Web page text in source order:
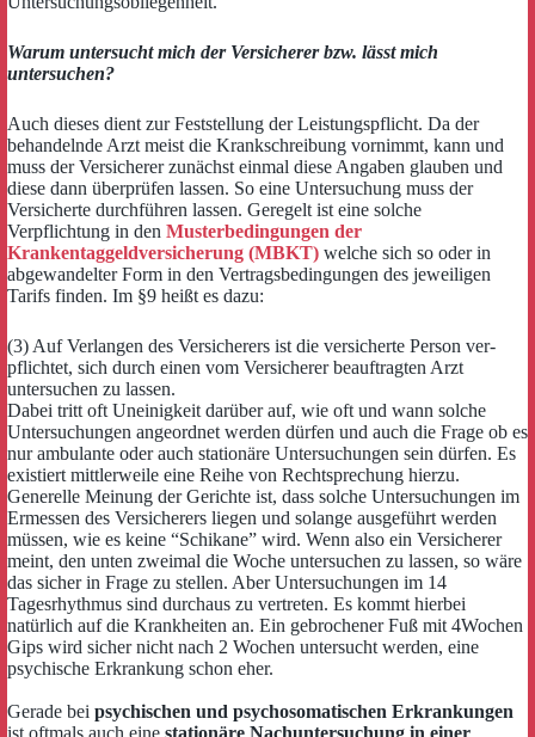
Warum untersucht mich der Versicherer bzw. lässt mich
untersuchen?
Auch dieses dient zur Feststellung der Leistungspflicht. Da der
behandelnde Arzt meist die Krankschreibung vornimmt, kann und
muss der Versicherer zunächst einmal diese Angaben glauben und
diese dann überprüfen lassen. So eine Untersuchung muss der
Versicherte durchführen lassen. Geregelt ist eine solche
Verpflichtung in den Musterbedingungen der
Krankentaggeldversicherung (MBKT) welche sich so oder in
abgewandelter Form in den Vertragsbedingungen des jeweiligen
Tarifs finden. Im §9 heißt es dazu:
(3) Auf Verlangen des Versicherers ist die versicherte Person ver-
pflichtet, sich durch einen vom Versicherer beauftragten Arzt
untersuchen zu lassen.
Dabei tritt oft Uneinigkeit darüber auf, wie oft und wann solche
Untersuchungen angeordnet werden dürfen und auch die Frage ob es
nur ambulante oder auch stationäre Untersuchungen sein dürfen. Es
existiert mittlerweile eine Reihe von Rechtsprechung hierzu.
Generelle Meinung der Gerichte ist, dass solche Untersuchungen im
Ermessen des Versicherers liegen und solange ausgeführt werden
müssen, wie es keine “Schikane” wird. Wenn also ein Versicherer
meint, den unten zweimal die Woche untersuchen zu lassen, so wäre
das sicher in Frage zu stellen. Aber Untersuchungen im 14
Tagesrhythmus sind durchaus zu vertreten. Es kommt hierbei
natürlich auf die Krankheiten an. Ein gebrochener Fuß mit 4Wochen
Gips wird sicher nicht nach 2 Wochen untersucht werden, eine
psychische Erkrankung schon eher.
Gerade bei psychischen und psychosomatischen Erkrankungen
ist oftmals auch eine stationäre Nachuntersuchung in einer